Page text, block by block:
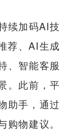
续加码AI技
荐、AI生成
、智能客服
。此前，平
助手，通过
物建议。